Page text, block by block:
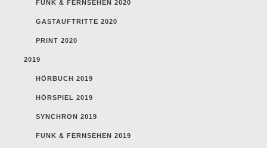
FUNK & FERNSEHEN 2020
GASTAUFTRITTE 2020
PRINT 2020
2019
HÖRBUCH 2019
HÖRSPIEL 2019
SYNCHRON 2019
FUNK & FERNSEHEN 2019